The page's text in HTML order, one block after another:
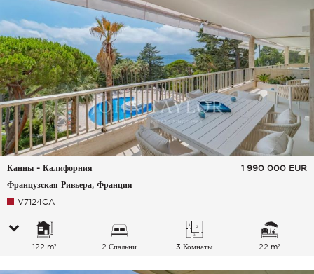
Канны - Калифорния
Французская Ривьера, Франция
1 990 000 EUR
V7124CA
122 m² 2 Спальни 3 Комнаты 22 m²